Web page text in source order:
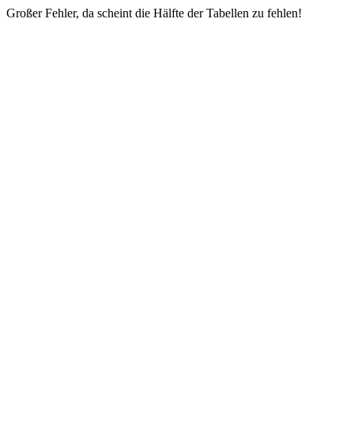
Großer Fehler, da scheint die Hälfte der Tabellen zu fehlen!